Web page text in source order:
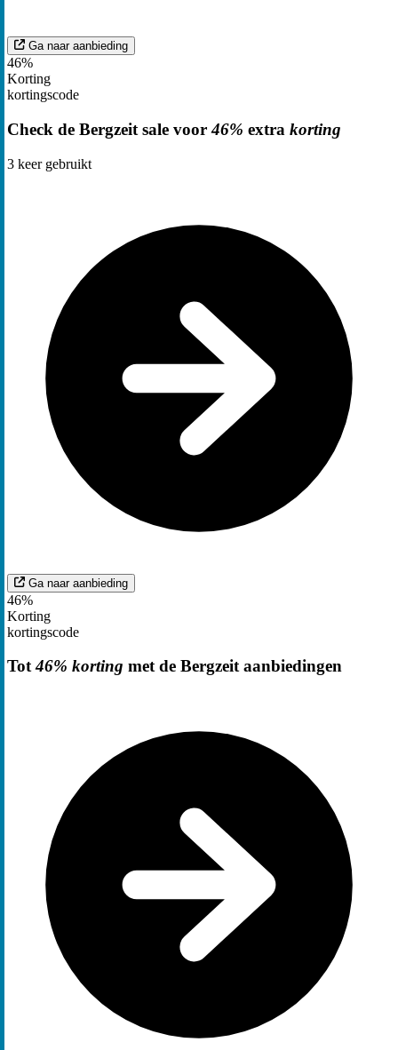
Ga naar aanbieding
46%
Korting
kortingscode
Check de Bergzeit sale voor46% extra korting
3 keer gebruikt
Ga naar aanbieding
46%
Korting
kortingscode
Tot46% korting met de Bergzeit aanbiedingen